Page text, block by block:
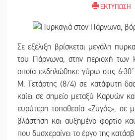
ΕΚΤΥΠΩΣΗ
Σε εξέλιξη βρίσκεται μεγάλη
του Πάρνωνα, στην περιοχή των
οποία εκδηλώθηκε γύρω στις
Μ. Τετάρτης (8/4) σε κατάφυτη
καίει σε σημείο μεταξύ Καρυών
ευρύτερη τοποθεσία «Ζυγός», σε
βλάστηση και αυξημένο φορτίο
που δυσχεραίνει το έργο της